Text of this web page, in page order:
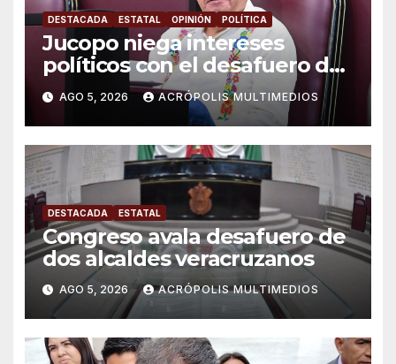
DESTACADA ESTATAL OPINIÓN POLÍTICA
Jucopo niega intereses
políticos con el desafuero de
alcaldes
AGO 5, 2026 ACRÓPOLIS MULTIMEDIOS
DESTACADA ESTATAL
Congreso avala desafuero de
dos alcaldes veracruzanos
AGO 5, 2026 ACRÓPOLIS MULTIMEDIOS